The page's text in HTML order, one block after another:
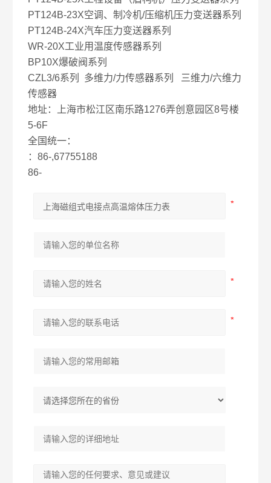
PT124B-23X空调、制冷机/压缩机压力变送器系列
PT124B-24X汽车压力变送器系列
WR-20X工业用温度传感器系列
BP10X爆破阀系列
CZL3/6系列 多维力/力传感器系列 三维力/六维力
传感器
地址：上海市松江区南乐路1276弄创意园区8号楼
5-6F
全国统一：
：86-,67755188
86-